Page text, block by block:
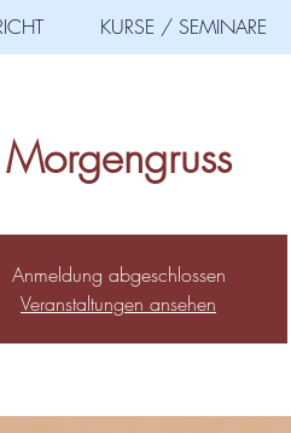
KURSE / SEMINARE
Morgengruss
Anmeldung abgeschlossen
Veranstaltungen ansehen